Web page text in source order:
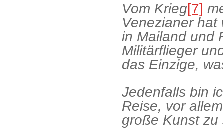
Vom Krieg[7]
Venezianer hat
in Mailand und
Militärflieger
das Einzige,
Jedenfalls bin
Reise, vor
große Kunst zu